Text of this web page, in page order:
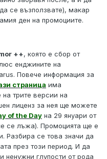
се възползвате), макар
ден на промоциите.
++, която е сбор от
енджините на
Повече информация за
страница има
трите версии на
лиценз за нея ще можете
of the Day на 29 януари от
се лъжа). Промоцията ще е
Разбира се това значи да
през този период. И да
ненужни глупости от рода